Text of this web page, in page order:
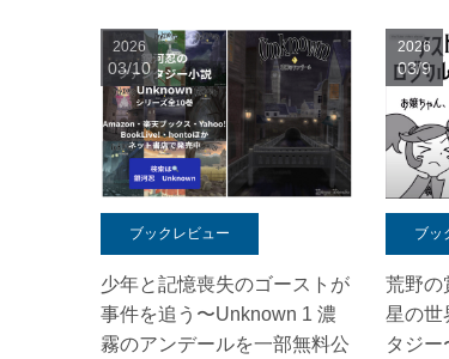
ブックレビュー
少年と記憶喪失のゴーストが
事件を追う〜Unknown 1 濃
霧のアンデールを一部無料公
2026
03/10
ブッ
荒野の
星の世
タジー
2026
03/9